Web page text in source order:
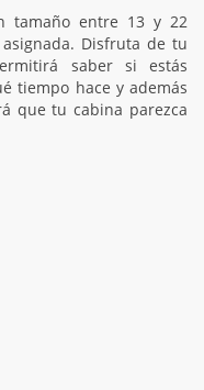
tamaño entre 13 y 22
Disfruta de tu
saber si estás
tiempo hace y además
que tu cabina parezca